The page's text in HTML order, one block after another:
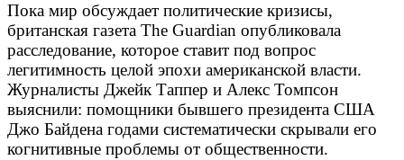
Пока мир обсуждает политические кризисы,
британская газета The Guardian опубликовала
расследование, которое ставит под вопрос
легитимность целой эпохи американской власти.
Журналисты Джейк Таппер и Алекс Томпсон
выяснили: помощники бывшего президента США
Джо Байдена годами систематически скрывали его
когнитивные проблемы от общественности.